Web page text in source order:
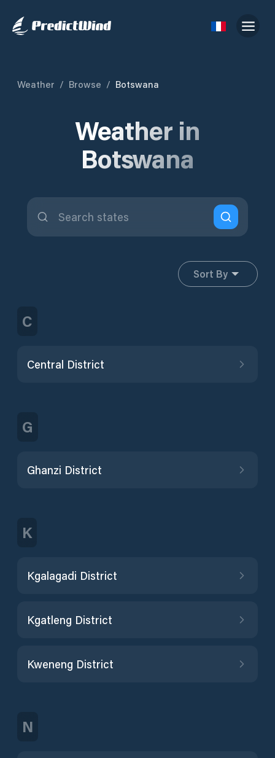
Weather / Browse / Botswana
Weather in
Botswana
Sort By
C
Central District
G
Ghanzi District
K
Kgalagadi District
Kgatleng District
Kweneng District
N